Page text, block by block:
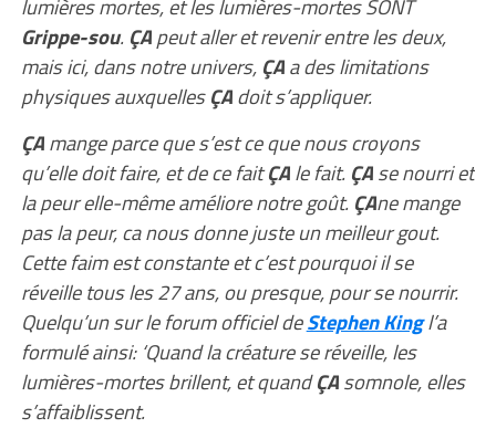
lumières mortes, et les lumières-mortes SONT
Grippe-sou. ÇApeut aller et revenir entre les deux,
mais ici, dans notre univers, ÇAa des limitations
physiques auxquellesÇAdoit s’appliquer.
ÇAmange parce que s’est ce que nous croyons
qu’elle doit faire, et de ce faitÇAle fait. ÇAse nourri et
la peur elle-même améliore notre goût. ÇAne mange
pas la peur, ca nous donne juste un meilleur gout.
Cette faim est constante et c’est pourquoi il se
réveille tous les 27 ans, ou presque, pour se nourrir.
Quelqu’un sur le forum officiel deStephen Kingl’a
formulé ainsi: ‘Quand la créature se réveille, les
lumières-mortes brillent, et quandÇAsomnole, elles
s’affaiblissent.